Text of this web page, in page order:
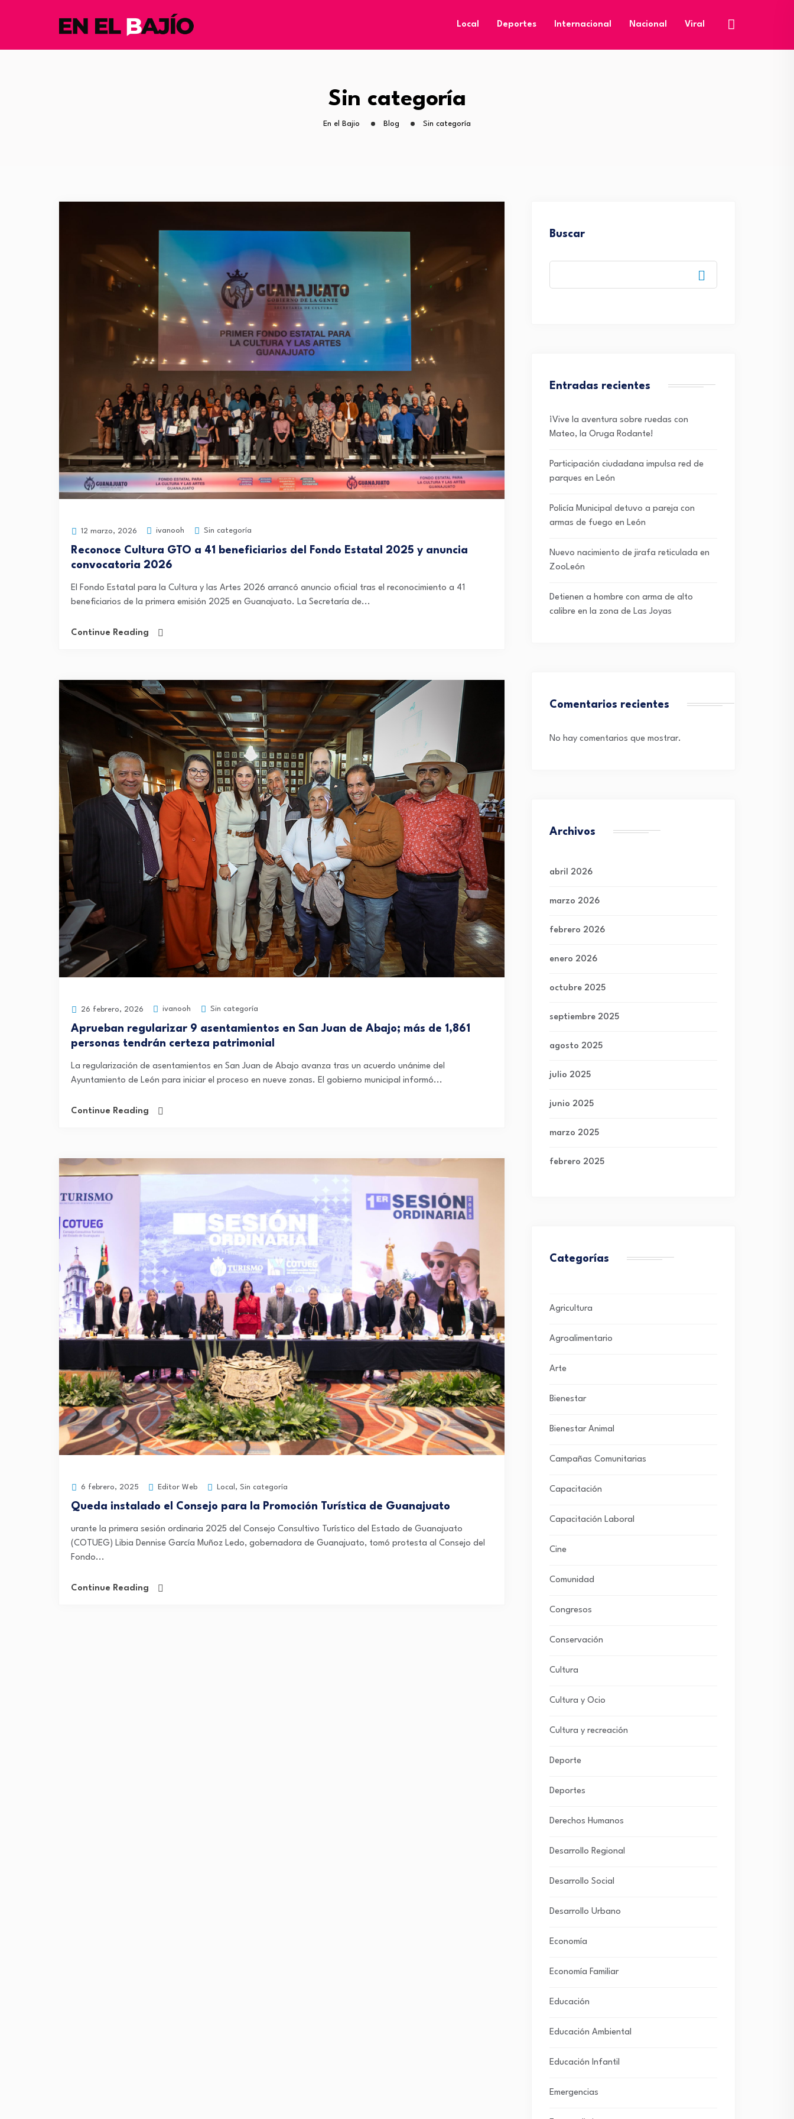
Local Deportes Internacional Nacional Viral
Sin categoría
En el Bajio Blog Sin categoría
12 marzo, 2026 ivanooh Sin categoría
Reconoce Cultura GTO a 41 beneficiarios del Fondo Estatal 2025 y anuncia
convocatoria 2026
El Fondo Estatal para la Cultura y las Artes 2026 arrancó anuncio oficial tras el reconocimiento a 41
beneficiarios de la primera emisión 2025 en Guanajuato. La Secretaría de...
Continue Reading
26 febrero, 2026 ivanooh Sin categoría
Aprueban regularizar 9 asentamientos en San Juan de Abajo; más de 1,861
personas tendrán certeza patrimonial
La regularización de asentamientos en San Juan de Abajo avanza tras un acuerdo unánime del
Ayuntamiento de León para iniciar el proceso en nueve zonas. El gobierno municipal informó...
Continue Reading
6 febrero, 2025 Editor Web Local , Sin categoría
Queda instalado el Consejo para la Promoción Turística de Guanajuato
urante la primera sesión ordinaria 2025 del Consejo Consultivo Turístico del Estado de Guanajuato
(COTUEG) Libia Dennise García Muñoz Ledo, gobernadora de Guanajuato, tomó protesta al Consejo del
Fondo...
Continue Reading
Buscar
Entradas recientes
¡Vive la aventura sobre ruedas con
Mateo, la Oruga Rodante!
Participación ciudadana impulsa red de
parques en León
Policía Municipal detuvo a pareja con
armas de fuego en León
Nuevo nacimiento de jirafa reticulada en
ZooLeón
Detienen a hombre con arma de alto
calibre en la zona de Las Joyas
Comentarios recientes
No hay comentarios que mostrar.
Archivos
abril 2026
marzo 2026
febrero 2026
enero 2026
octubre 2025
septiembre 2025
agosto 2025
julio 2025
junio 2025
marzo 2025
febrero 2025
Categorías
Agricultura
Agroalimentario
Arte
Bienestar
Bienestar Animal
Campañas Comunitarias
Capacitación
Capacitación Laboral
Cine
Comunidad
Congresos
Conservación
Cultura
Cultura y Ocio
Cultura y recreación
Deporte
Deportes
Derechos Humanos
Desarrollo Regional
Desarrollo Social
Desarrollo Urbano
Economía
Economía Familiar
Educación
Educación Ambiental
Educación Infantil
Emergencias